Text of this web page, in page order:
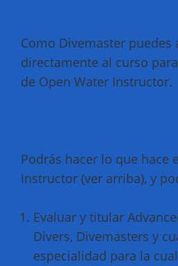
Como Divemaster puedes
directamente al curso
de Open Water Instructor.
Podrás hacer lo que hace
Instructor (ver arriba), y
Evaluar y titular
Divers, Divemasters y
especialidad para la